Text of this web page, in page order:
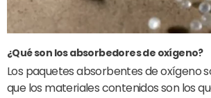
¿Qué son los absorbedores de oxígeno?
Los paquetes absorbentes de oxígeno
que los materiales contenidos son los